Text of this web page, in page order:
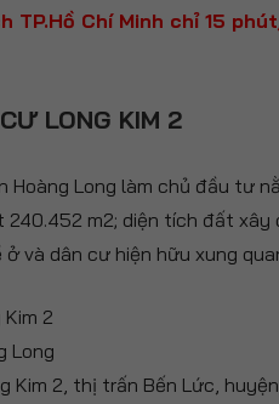
TP.Hồ Chí Minh chỉ 15
LONG KIM 2
Hoàng Long làm chủ đầu tư
m2; diện tích đất
và dân cư hiện hữu xung
2
Long
Kim 2, thị trấn Bến Lức,